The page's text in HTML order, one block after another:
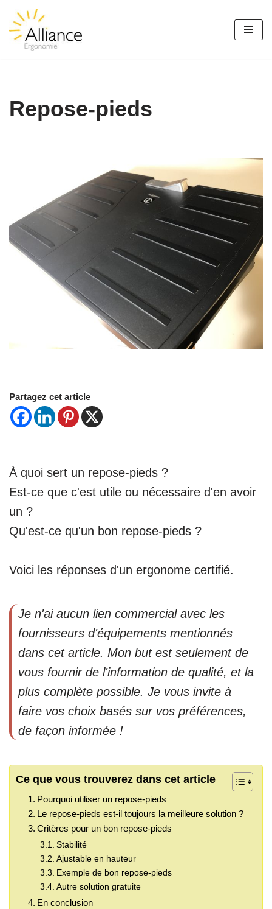
Aller
Repose-pieds
Partagez cet article
À quoi sert un repose-pieds ?
Est-ce que c'est utile ou nécessaire d'en avoir
un ?
Qu'est-ce qu'un bon repose-pieds ?
Voici les réponses d'un ergonome certifié.
Je n'ai aucun lien commercial avec les
fournisseurs d'équipements mentionnés
dans cet article. Mon but est seulement de
vous fournir de l'information de qualité, et la
plus complète possible. Je vous invite à
faire vos choix basés sur vos préférences,
de façon informée !
Ce que vous trouverez dans cet article
Pourquoi utiliser un repose-pieds
Le repose-pieds est-il toujours la meilleure solution ?
Critères pour un bon repose-pieds
Stabilité
Ajustable en hauteur
Exemple de bon repose-pieds
Autre solution gratuite
En conclusion